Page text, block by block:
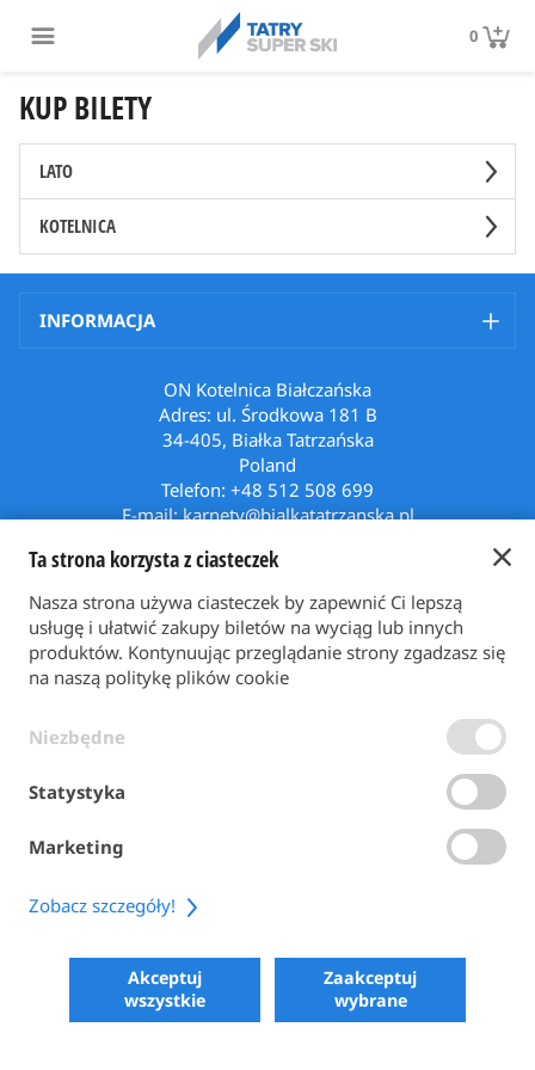
0
KUP BILETY
LATO
KOTELNICA
INFORMACJA
ON Kotelnica Białczańska
Adres: ul. Środkowa 181 B
34-405, Białka Tatrzańska
Poland
Telefon: +48 512 508 699
E-mail: karnety@bialkatatrzanska.pl
Powrót do strony głównej
FORMA PŁATNOŚCI
COPYRIGHT 2026
POWERED BY SKIPERFORMANCE
Ta strona korzysta z ciasteczek
Nasza strona używa ciasteczek by zapewnić Ci lepszą
usługę i ułatwić zakupy biletów na wyciąg lub innych
produktów. Kontynuując przeglądanie strony zgadzasz się
na naszą politykę plików cookie
Niezbędne
Statystyka
Marketing
Zobacz szczegóły!